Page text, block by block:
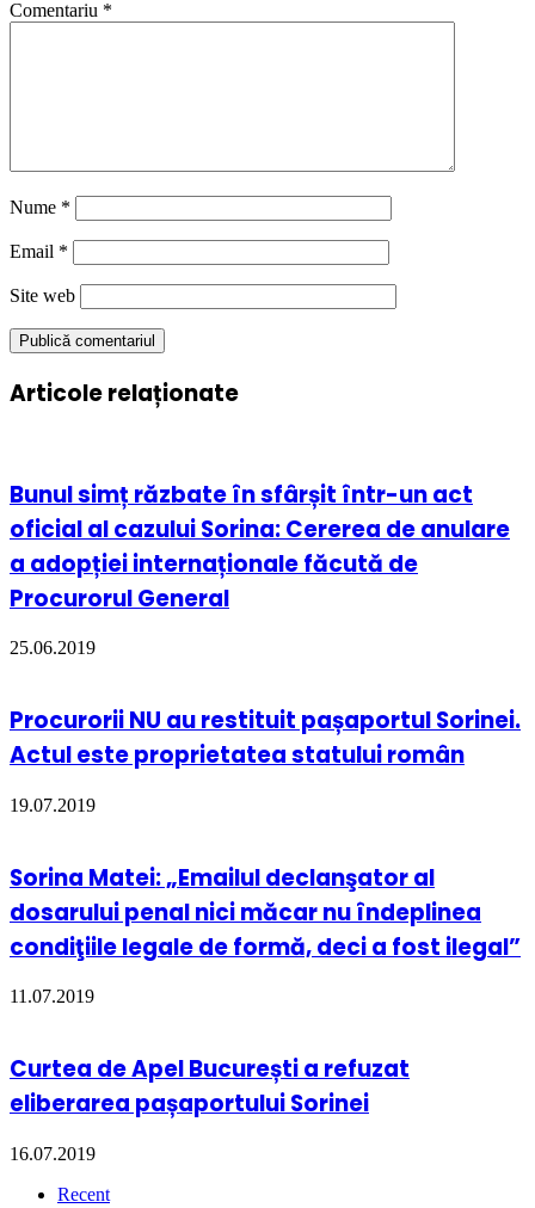
Comentariu *
Nume *
Email *
Site web
Articole relaționate
Bunul simț răzbate în sfârșit într-un act
oficial al cazului Sorina: Cererea de anulare
a adopției internaționale făcută de
Procurorul General
25.06.2019
Procurorii NU au restituit pașaportul Sorinei.
Actul este proprietatea statului român
19.07.2019
Sorina Matei: „Emailul declanşator al
dosarului penal nici măcar nu îndeplinea
condiţiile legale de formă, deci a fost ilegal”
11.07.2019
Curtea de Apel București a refuzat
eliberarea pașaportului Sorinei
16.07.2019
Recent